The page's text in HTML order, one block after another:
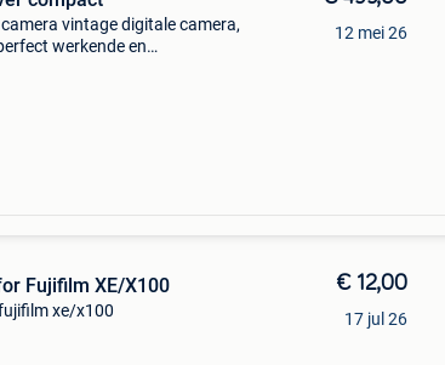
vintage digitale camera,
werkende en
12 mei 26
Fujifilm XE/X100
xe/x100
€ 12,00
17 jul 26